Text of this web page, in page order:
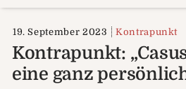
19. September 2023 Kontrapunkt
Kontrapunkt:
eine ganz